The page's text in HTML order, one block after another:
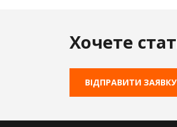
Хочете
ВІДПРАВИТИ ЗАЯВКУ